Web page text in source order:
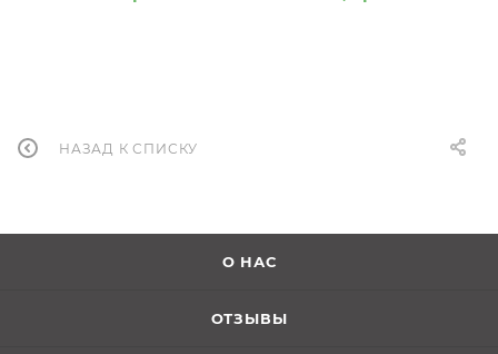
НАЗАД К СПИСКУ
О НАС
ОТЗЫВЫ